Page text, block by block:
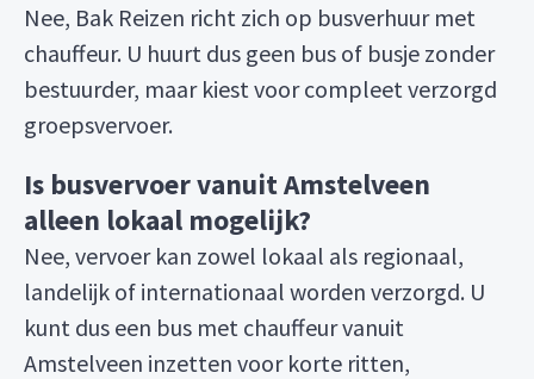
Nee, Bak Reizen richt zich op busverhuur met
chauffeur. U huurt dus geen bus of busje zonder
bestuurder, maar kiest voor compleet verzorgd
groepsvervoer.
Is busvervoer vanuit Amstelveen
alleen lokaal mogelijk?
Nee, vervoer kan zowel lokaal als regionaal,
landelijk of internationaal worden verzorgd. U
kunt dus een bus met chauffeur vanuit
Amstelveen inzetten voor korte ritten,